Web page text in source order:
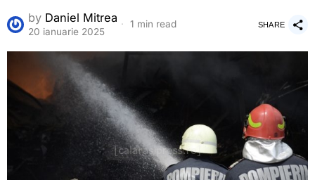
by Daniel Mitrea
20 ianuarie 2025
1 min read SHARE